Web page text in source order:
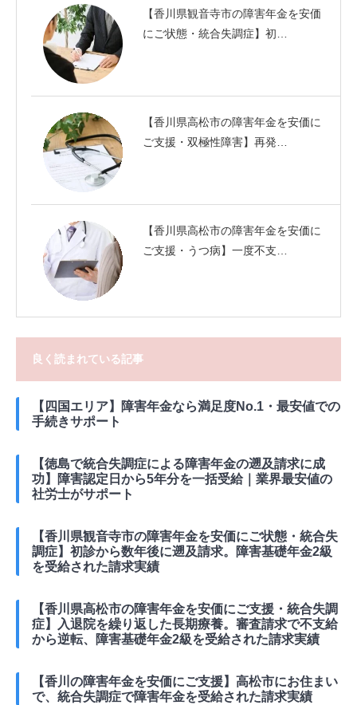
【香川県観音寺市の障害年金を安価
にご状態・統合失調症】初…
【香川県高松市の障害年金を安価に
ご支援・双極性障害】再発…
【香川県高松市の障害年金を安価に
ご支援・うつ病】一度不支…
良く読まれている記事
【四国エリア】障害年金なら満足度No.1・最安値での
手続きサポート
【徳島で統合失調症による障害年金の遡及請求に成
功】障害認定日から5年分を一括受給｜業界最安値の
社労士がサポート
【香川県観音寺市の障害年金を安価にご状態・統合失
調症】初診から数年後に遡及請求。障害基礎年金2級
を受給された請求実績
【香川県高松市の障害年金を安価にご支援・統合失調
症】入退院を繰り返した長期療養。審査請求で不支給
から逆転、障害基礎年金2級を受給された請求実績
【香川の障害年金を安価にご支援】高松市にお住まい
で、統合失調症で障害年金を受給された請求実績